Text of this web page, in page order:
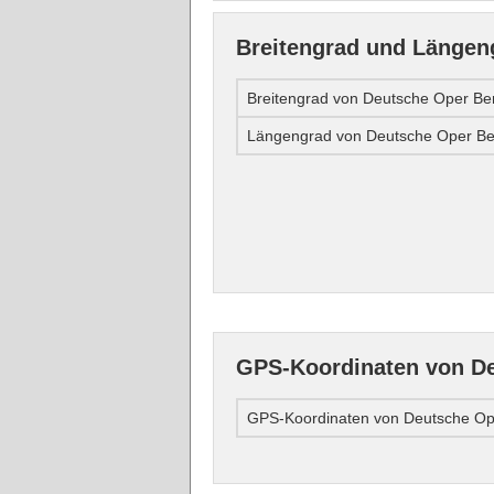
Breitengrad und
Breitengrad von Deutsche Oper
Längengrad von Deutsche Oper
GPS-Koordinaten von
GPS-Koordinaten von Deutsche